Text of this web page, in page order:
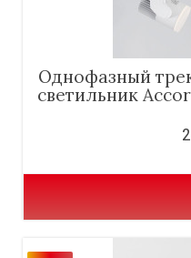
Однофазный
светильник